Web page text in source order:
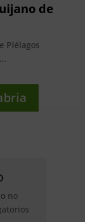
de
Piélagos
no